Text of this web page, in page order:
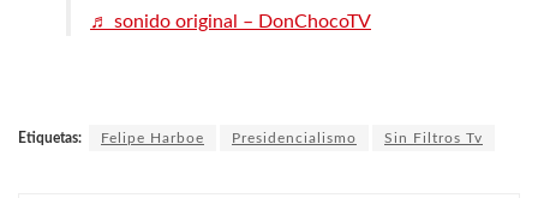
♬ sonido original – DonChocoTV
Etiquetas: Felipe Harboe Presidencialismo Sin Filtros Tv